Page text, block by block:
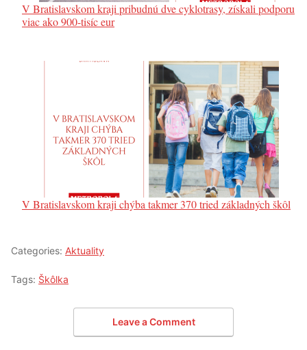
V Bratislavskom kraji pribudnú dve cyklotrasy, získali podporu
viac ako 900-tisíc eur
V Bratislavskom kraji chýba takmer 370 tried základných škôl
Categories: Aktuality
Tags: Škôlka
Leave a Comment